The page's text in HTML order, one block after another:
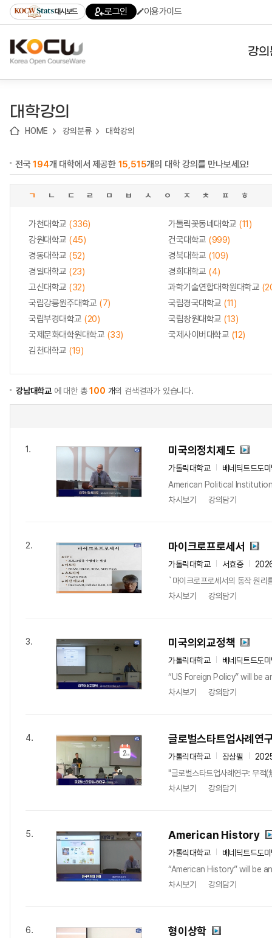
기
기
기
content)
가
대시보드 로그인 이용가이드
강
대학강의
HOME 강의분류 대학강의
전국194개 대학에서 제공한 15,515개의 대학 강의를 만나보세요!
ㄱ ㄴ ㄷ ㄹ ㅁ ㅂ ㅅ ㅇ ㅈ ㅊ ㅍ ㅎ
가천대학교 (336) 가톨릭꽃동네대학교 (11)
강원대학교 (45) 건국대학교 (999)
경동대학교 (52) 경북대학교 (109)
경일대학교 (23) 경희대학교 (4)
고신대학교 (32) 과학기술연합대학원대학교
국립강릉원주대학교 (7) 국립경국대학교 (11)
국립부경대학교 (20) 국립창원대학교 (13)
국제문화대학원대학교 (33) 국제사이버대학교 (12)
김천대학교 (19)
강남대학교 에 대한 총100 개의 검색결과가 있습니다.
1. 미국의정치제도
가톨릭대학교
베네딕트드도
American Political
차시보기
강의담기
2. 마이크로프로세서
가톨릭대학교 서효중
`마이크로프로세서의 동작 원리
차시보기
강의담기
3. 미국의외교정책
가톨릭대학교
베네딕트드도
“US Foreign Policy” will
차시보기
강의담기
4. 글로벌스타트업사례연
가톨릭대학교 장상필
"글로벌스타트업사례연구: 무
차시보기
강의담기
5. American History
가톨릭대학교
베네딕트드도
“American History” will be
차시보기
강의담기
6. 형이상학